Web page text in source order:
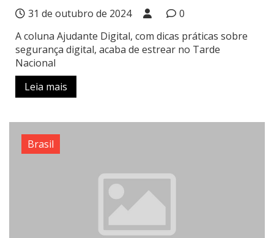
31 de outubro de 2024
0
A coluna Ajudante Digital, com dicas práticas sobre
segurança digital, acaba de estrear no Tarde
Nacional
Leia mais
Brasil